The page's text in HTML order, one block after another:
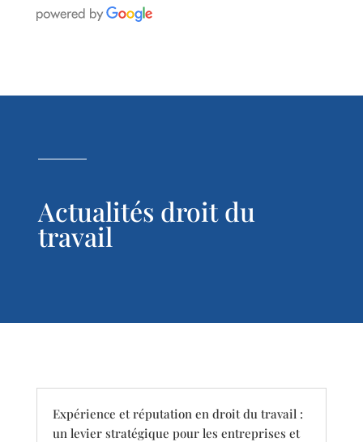
Actualités droit du
travail
Expérience et réputation en droit du travail :
un levier stratégique pour les entreprises et